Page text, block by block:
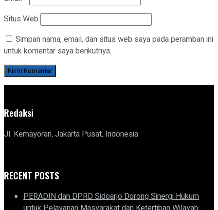
Situs Web
Simpan nama, email, dan situs web saya pada peramban ini
untuk komentar saya berikutnya.
Redaksi
Jl. Kemayoran, Jakarta Pusat, Indonesia
RECENT POSTS
PERADIN dan DPRD Sidoarjo Dorong Sinergi Hukum